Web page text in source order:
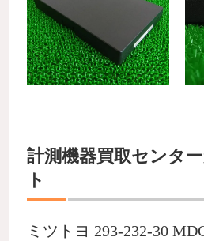
計測機器買取センタ
ト
ミツトヨ 293-232-30